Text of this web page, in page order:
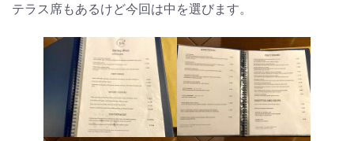
テラス席もあるけど今回は中を選びます。